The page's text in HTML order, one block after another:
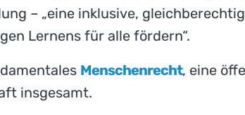
– „eine inklusive,
Lernens für alle fördern“.
Menschenrecht, eine
insgesamt.